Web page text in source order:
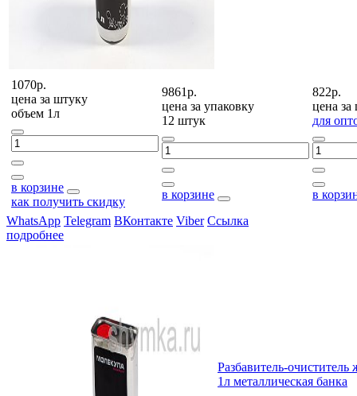
1070р.
цена за штуку
объем 1л
в корзине
как получить скидку
9861р.
цена за упаковку
12 штук
в корзине
822р.
цена за
для
в
WhatsApp Telegram ВКонтакте Viber Ссылка
подробнее
Разбавитель-
1л металлическая банка